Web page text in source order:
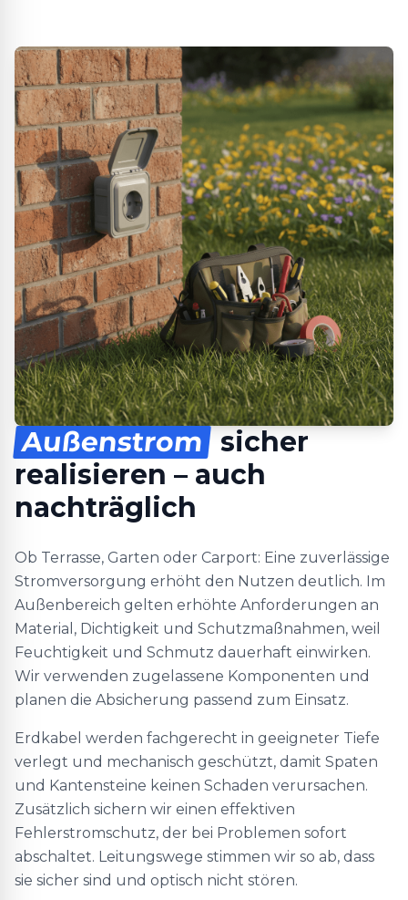
Außenstrom sicher
realisieren – auch
nachträglich
Ob Terrasse, Garten oder Carport: Eine zuverlässige
Stromversorgung erhöht den Nutzen deutlich. Im
Außenbereich gelten erhöhte Anforderungen an
Material, Dichtigkeit und Schutzmaßnahmen, weil
Feuchtigkeit und Schmutz dauerhaft einwirken.
Wir verwenden zugelassene Komponenten und
planen die Absicherung passend zum Einsatz.
Erdkabel werden fachgerecht in geeigneter Tiefe
verlegt und mechanisch geschützt, damit Spaten
und Kantensteine keinen Schaden verursachen.
Zusätzlich sichern wir einen effektiven
Fehlerstromschutz, der bei Problemen sofort
abschaltet. Leitungswege stimmen wir so ab, dass
sie sicher sind und optisch nicht stören.